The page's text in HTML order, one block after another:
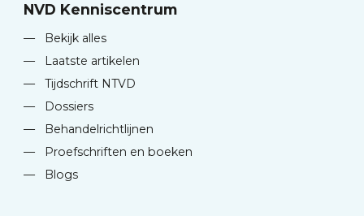
NVD Kenniscentrum
—
Bekijk alles
—
Laatste artikelen
—
Tijdschrift NTVD
—
Dossiers
—
Behandelrichtlijnen
—
Proefschriften en boeken
—
Blogs